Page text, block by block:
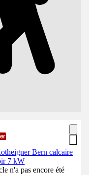
Bern calcaire
7 kW
n'a pas encore été